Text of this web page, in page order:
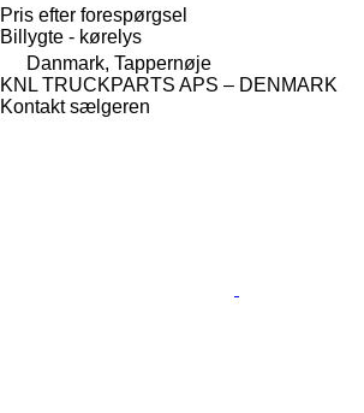
Pris efter forespørgsel
Billygte - kørelys
Danmark, Tappernøje
KNL TRUCKPARTS APS – DENMARK
Kontakt sælgeren